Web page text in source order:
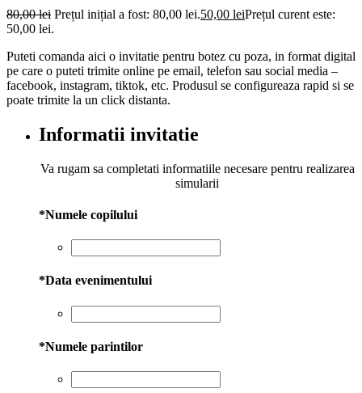
80,00lei Prețul inițial a fost: 80,00 lei.50,00 leiPrețul curent este:
50,00 lei.
Puteti comanda aici o invitatie pentru botez cu poza, in format digital
pe care o puteti trimite online pe email, telefon sau social media –
facebook, instagram, tiktok, etc. Produsul se configureaza rapid si se
poate trimite la un click distanta.
Informatii invitatie
Va rugam sa completati informatiile necesare pentru realizarea
simularii
*Numele copilului
*Data evenimentului
*Numele parintilor